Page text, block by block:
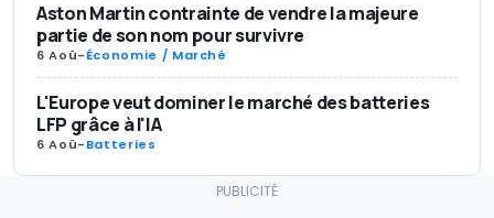
Aston Martin contrainte de vendre la majeure
partie de son nom pour survivre
6 Aoû-Économie / Marché
L'Europe veut dominer le marché des batteries
LFP grâce à l'IA
6 Aoû-Batteries